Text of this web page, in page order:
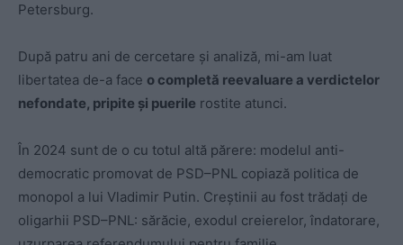
Petersburg.
După patru ani de cercetare și analiză, mi-am luat
libertatea de-a face o completă reevaluare a verdictelor
nefondate, pripite și puerile rostite atunci.
În 2024 sunt de o cu totul altă părere: modelul anti-
democratic promovat de PSD–PNL copiază politica de
monopol a lui Vladimir Putin. Creștinii au fost trădați de
oligarhii PSD–PNL: sărăcie, exodul creierelor, îndatorare,